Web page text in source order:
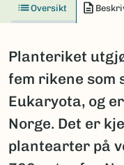
Oversikt
Planteriket
fem rikene som
Eukaryota, og
Norge. Det er
plantearter på